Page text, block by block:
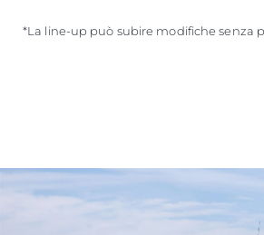
*La line-up può subire modifiche senza